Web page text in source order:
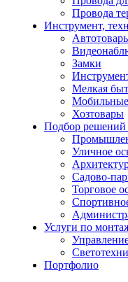
Провода
Инструмент,
Замки
Мелкая
Мобильные
Хозтовары
Подбор
Уличное
Садово-
Торговое
Услуги по
Портфолио